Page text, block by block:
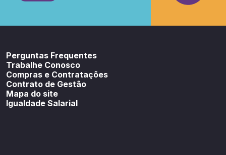
Perguntas Frequentes
Trabalhe Conosco
Compras e Contratações
Contrato de Gestão
Mapa do site
Igualdade Salarial